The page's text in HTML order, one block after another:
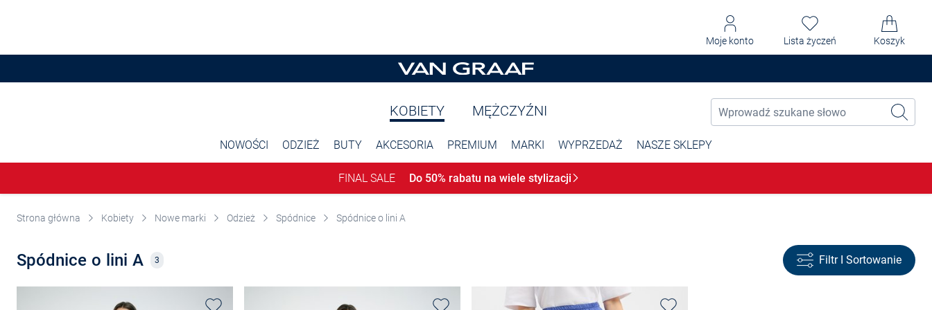
Moje konto Lista życzeń Koszyk
KOBIETY MĘŻCZYŹNI
NOWOŚCI ODZIEŻ BUTY AKCESORIA PREMIUM MARKI WYPRZEDAŻ NASZE SKLEPY
FINAL SALE Do 50% rabatu na wiele stylizacji
Strona główna Kobiety Nowe marki Odzież Spódnice Spódnice o lini A
Spódnice o lini A 3 Filtr I Sortowanie